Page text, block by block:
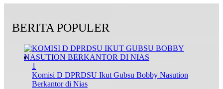
BERITA POPULER
1
Komisi D DPRDSU Ikut Gubsu Bobby Nasution
Berkantor di Nias